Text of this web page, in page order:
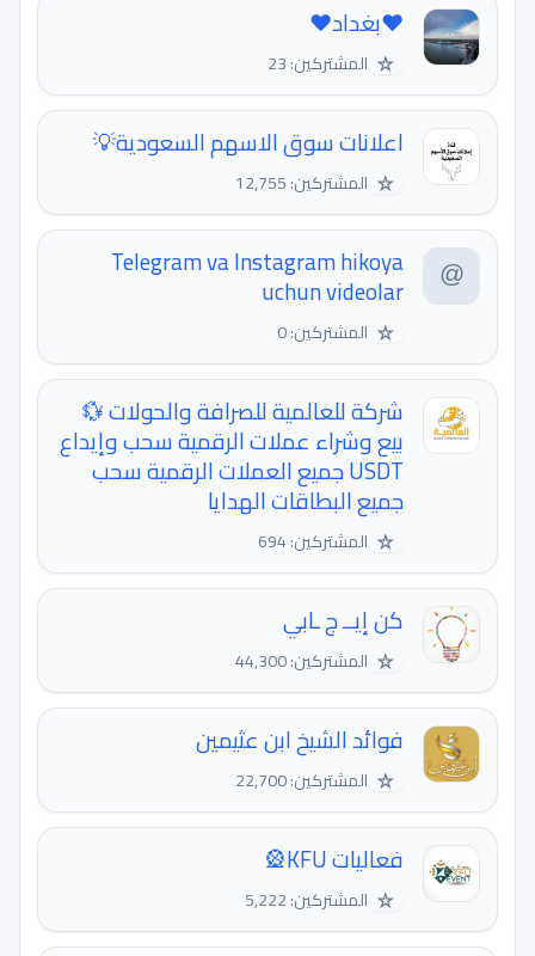
♥️بغداد♥️
☆ المشتركين: 23
اعلانات سوق الاسهم السعودية💡
☆ المشتركين: 12,755
Telegram va Instagram hikoya
uchun videolar
☆ المشتركين: 0
شركة للعالمية للصرافة والحولات 💱
بيع وشراء عملات الرقمية سحب وإيداع
USDT جميع العملات الرقمية سحب
جميع البطاقات الهدايا
☆ المشتركين: 694
كن إيــ ج ـابي
☆ المشتركين: 44,300
فوائد الشيخ ابن عثيمين
☆ المشتركين: 22,700
فعاليات KFU🎡
☆ المشتركين: 5,222